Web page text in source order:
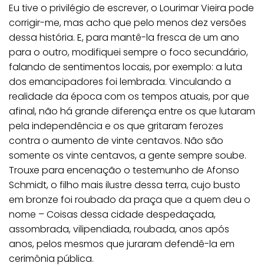
Eu tive o privilégio de escrever, o Lourimar Vieira pode
corrigir-me, mas acho que pelo menos dez versões
dessa história. E, para mantê-la fresca de um ano
para o outro, modifiquei sempre o foco secundário,
falando de sentimentos locais, por exemplo: a luta
dos emancipadores foi lembrada. Vinculando a
realidade da época com os tempos atuais, por que
afinal, não há grande diferença entre os que lutaram
pela independência e os que gritaram ferozes
contra o aumento de vinte centavos. Não são
somente os vinte centavos, a gente sempre soube.
Trouxe para encenação o testemunho de Afonso
Schmidt, o filho mais ilustre dessa terra, cujo busto
em bronze foi roubado da praça que a quem deu o
nome – Coisas dessa cidade despedaçada,
assombrada, vilipendiada, roubada, anos após
anos, pelos mesmos que juraram defendê-la em
cerimônia pública.